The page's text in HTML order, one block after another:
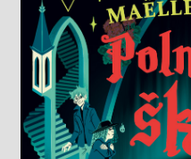
Pre školy
Knižný klub
Kontakt